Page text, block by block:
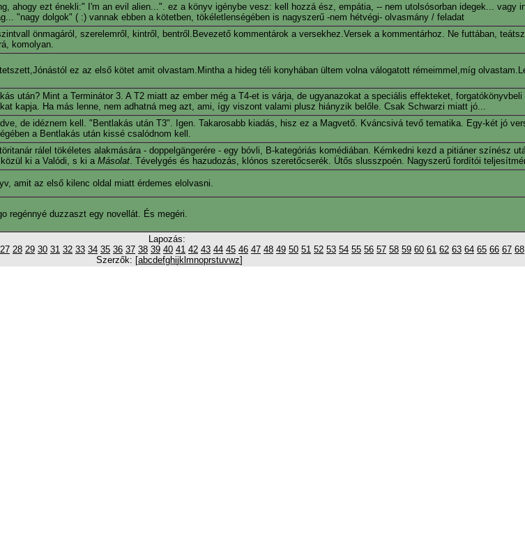
ahogy ezt énekli:" I'm an evil alien...". ez a könyv igénybe vesz: kell hozzá ész, empátia, -- nem utolsósorban idegek... vagy
"nagy dolgok" ( :) vannak ebben a kötetben, tökéletlenségében is nagyszerű -nem hétvégi- olvasmány / feladat
önmagáról, szerelemről, kintről, bentről.Bevezető kommentárok a versekhez.Versek a kommentárhoz. Ne futtában,
komolyan.
ez az első kötet amit olvastam.Mintha a hideg téli konyhában ültem volna válogatott rémeimmel,míg
után? Mint a Terminátor 3. A T2 miatt az ember még a T4-et is várja, de ugyanazokat a speciális effekteket,
kapja. Ha más lenne, nem adhatná meg azt, ami, így viszont valami plusz hiányzik belőle. Csak Schwarzi miatt jó...
de idéznem kell. "Bentlakás után T3". Igen. Takarosabb kiadás, hisz ez a Magvető. Kváncsivá tevő tematika. Egy-két jó
a Bentlakás után kissé csalódnom kell.
rálel tökéletes alakmására - doppelgängerére - egy bóvli, B-kategóriás komédiában. Kémkedni kezd a pitiáner színész
ki a Valódi, s ki aMásolat. Tévelygés és hazudozás, klónos szeretőcserék. Ütős slusszpoén. Nagyszerű fordítói
amit az első kilenc oldal miatt érdemes elolvasni.
regénnyé duzzaszt egy novellát. És megéri.
Lapozás:
27 28 29 30 31 32 33 34 35 36 37 38 39 40 41 42 43 44 45 46 47 48 49 50 51 52 53 54 55 56 57 58 59 60 61 62 63 64 65 66 67 68
Szerzők: [abcdefghij k mnoprstuvwz]